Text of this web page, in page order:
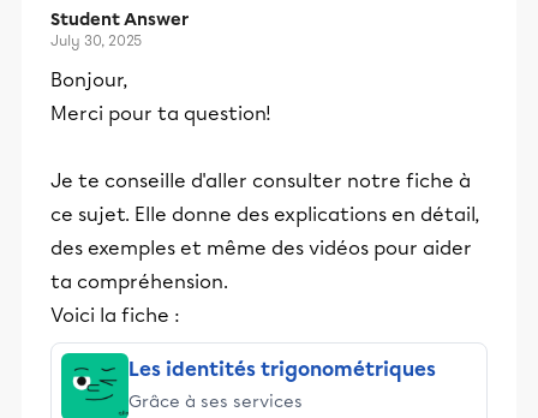
Student Answer
July 30, 2025
Bonjour,
Merci pour ta question!
Je te conseille d'aller consulter notre fiche à
ce sujet. Elle donne des explications en détail,
des exemples et même des vidéos pour aider
ta compréhension.
Voici la fiche :
Les identités trigonométriques
Grâce à ses services